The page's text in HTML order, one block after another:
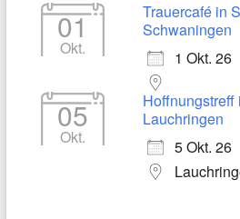
01
Okt.
Trauercafé in
Schwaningen
1 Okt. 26
05
Okt.
Hoffnungstreff
Lauchringen
5 Okt. 26